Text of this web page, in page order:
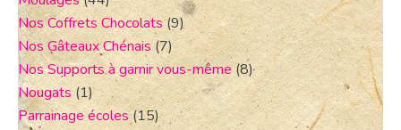
Nos Coffrets Chocolats (9)
Nos Gâteaux Chénais (7)
Nos Supports à garnir vous-même(8)
Nougats (1)
Parrainage écoles (15)